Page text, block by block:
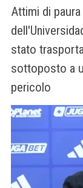
Attimi di
stato
sottoposto a
pericolo